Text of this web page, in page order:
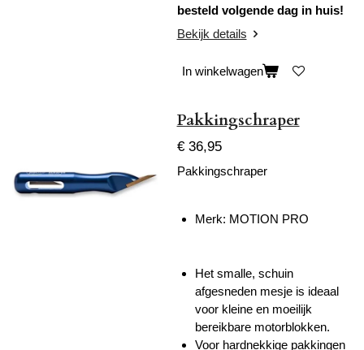
besteld volgende dag in huis!
Bekijk details
In winkelwagen
Pakkingschraper
€ 36,95
Pakkingschraper
Merk: MOTION PRO
Het smalle, schuin
afgesneden mesje is ideaal
voor kleine en moeilijk
bereikbare motorblokken.
Voor hardnekkige pakkingen